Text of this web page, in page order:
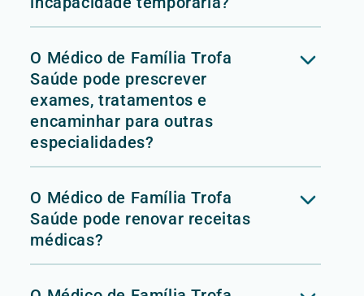
O Médico de Família Trofa
Saúde pode prescrever
exames, tratamentos e
encaminhar para outras
especialidades?
O Médico de Família Trofa
Saúde pode renovar receitas
médicas?